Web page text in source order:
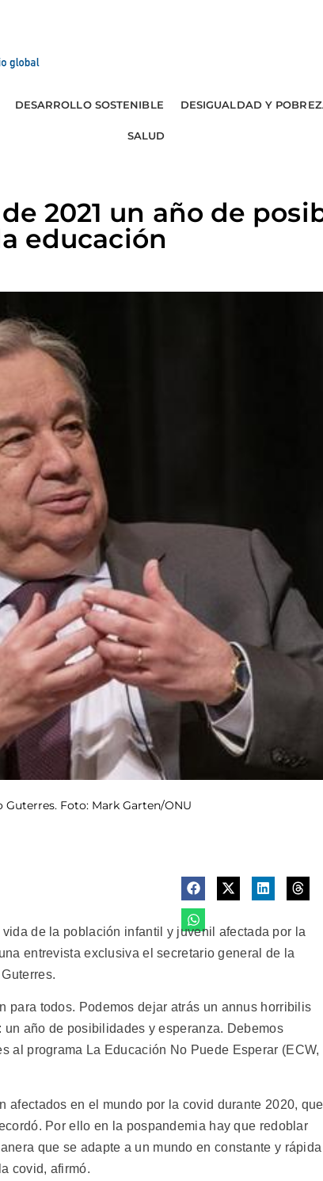
DESARROLLO SOSTENIBLE DESIGUALDAD Y
SALUD
2021 un año de
educación
Foto: Mark Garten/ONU
de la población infantil y juvenil afectada por la
entrevista exclusiva el secretario general de la
para todos. Podemos dejar atrás un annus horribilis
año de posibilidades y esperanza. Debemos
al programa La Educación No Puede Esperar (ECW,
afectados en el mundo por la covid durante 2020, que
Por ello en la pospandemia hay que redoblar
que se adapte a un mundo en constante y rápida
covid, afirmó.